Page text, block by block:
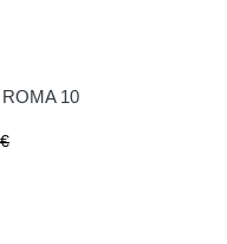
10